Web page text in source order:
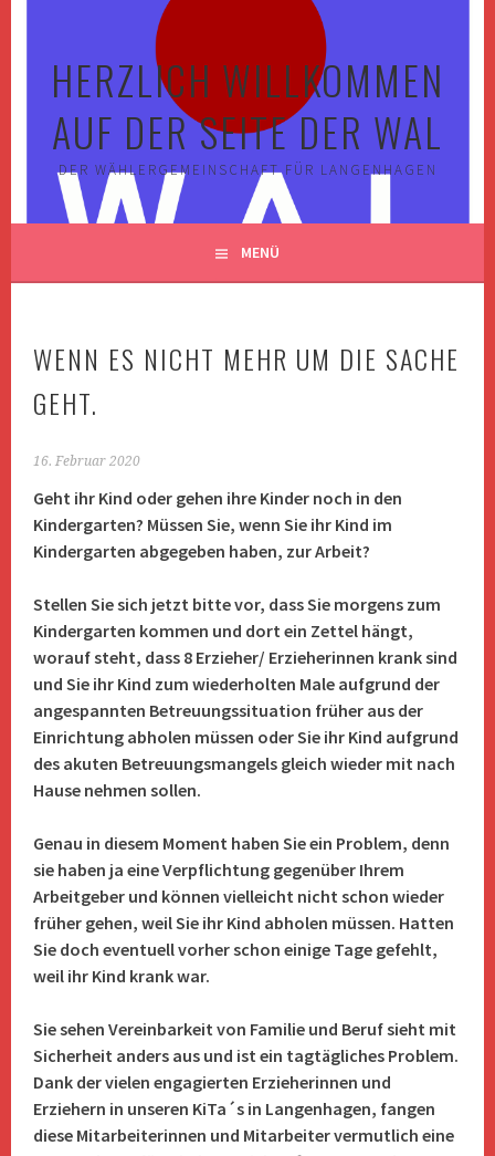
HERZLICH WILLKOMMEN
AUF DER SEITE DER WAL
DER WÄHLERGEMEINSCHAFT FÜR LANGENHAGEN
MENÜ
WENN ES NICHT MEHR UM DIE SACHE
GEHT.
16. Februar 2020
Geht ihr Kind oder gehen ihre Kinder noch in den
Kindergarten? Müssen Sie, wenn Sie ihr Kind im
Kindergarten abgegeben haben, zur Arbeit?
Stellen Sie sich jetzt bitte vor, dass Sie morgens zum
Kindergarten kommen und dort ein Zettel hängt,
worauf steht, dass 8 Erzieher/ Erzieherinnen krank sind
und Sie ihr Kind zum wiederholten Male aufgrund der
angespannten Betreuungssituation früher aus der
Einrichtung abholen müssen oder Sie ihr Kind aufgrund
des akuten Betreuungsmangels gleich wieder mit nach
Hause nehmen sollen.
Genau in diesem Moment haben Sie ein Problem, denn
sie haben ja eine Verpflichtung gegenüber Ihrem
Arbeitgeber und können vielleicht nicht schon wieder
früher gehen, weil Sie ihr Kind abholen müssen. Hatten
Sie doch eventuell vorher schon einige Tage gefehlt,
weil ihr Kind krank war.
Sie sehen Vereinbarkeit von Familie und Beruf sieht mit
Sicherheit anders aus und ist ein tagtägliches Problem.
Dank der vielen engagierten Erzieherinnen und
Erziehern in unseren KiTa´s in Langenhagen, fangen
diese Mitarbeiterinnen und Mitarbeiter vermutlich eine